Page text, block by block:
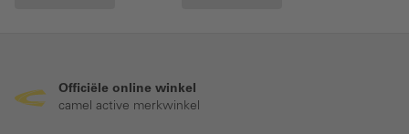
Officiële online winkel
camel active merkwinkel